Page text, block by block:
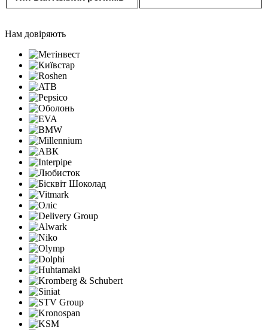
Нам довіряють